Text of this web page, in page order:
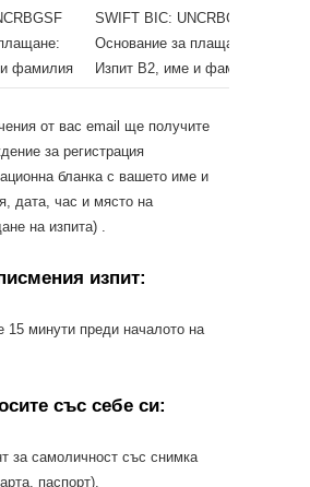
фамилия
SWIFT BIC: UNCRBGSF
Основание за плащане:
Изпит В2, име и фамилия
от вас email ще получите
за регистрация
бланка с вашето име и
дата, час и място на
на изпита) .
изпит:
15 минути преди началото на
със себе си:
за самоличност със снимка
паспорт).